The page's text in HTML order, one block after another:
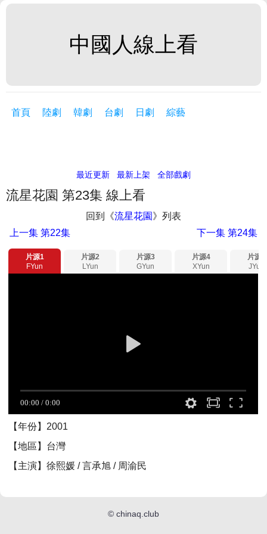
中國人線上看
首頁 陸劇 韓劇 台劇 日劇 綜藝
最近更新 最新上架 全部戲劇
流星花園 第23集 線上看
回到《流星花園 》列表
上一集 第22集 下一集第24集
片源1
FYun
片源2
LYun
片源3
GYun
片源4
XYun
片源5
JYun
【年份】2001
【地區】台灣
【主演】徐熙媛 / 言承旭 / 周渝民
© chinaq.club